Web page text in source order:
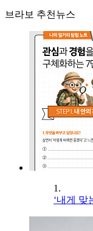
브라보 추천뉴스
1.
‘내게 맞